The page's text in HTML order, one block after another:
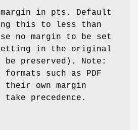
in pts. Default
this to less than
no margin to be set
in the original
be preserved). Note:
formats such as PDF
their own margin
precedence.